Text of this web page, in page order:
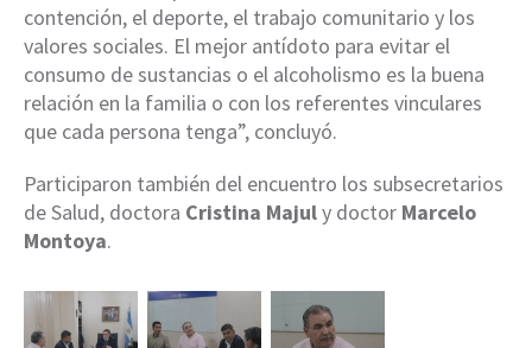
contención, el deporte, el trabajo comunitario y los
valores sociales. El mejor antídoto para evitar el
consumo de sustancias o el alcoholismo es la buena
relación en la familia o con los referentes vinculares
que cada persona tenga”, concluyó.
Participaron también del encuentro los subsecretarios
de Salud, doctora Cristina Majuly doctor Marcelo
Montoya.